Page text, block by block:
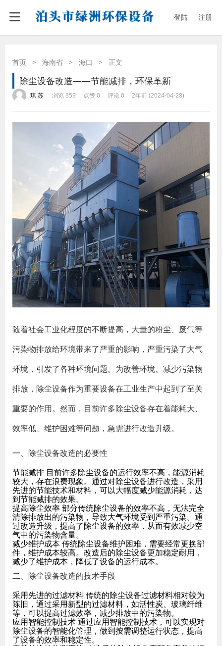
登陆 注册
首页 > 海南省 > 海口 > 正文
除尘设备改造——节能减排，环保革新
琪 苏 浏览 359 点赞 0 评论 0 2年前 (2024-04-28)
随着社会工业化程度的不断提高，大量的粉尘、废气等
污染物排放给环境带来了严重的影响，严重污染了大气
环境，引发了各种环境问题。为改善环境、减少污染物
排放，除尘设备作为重要设备在工业生产中起到了至关
重要的作用。然而，目前许多除尘设备存在着能耗大、
效率低、维护困难等问题，急需进行改造升级。
一、除尘设备改造的必要性
节能减排 目前许多除尘设备的运行效率不高，能源消耗
较大，存在浪费现象。通过对除尘设备进行改造，采用
先进的节能技术和材料，可以大幅度减少能源消耗，达
到节能减排的效果。
提高除尘效率 部分传统除尘设备的效率不高，无法完全
清除排放出的污染物，导致大气环境受到严重污染。通
过改造升级，提高了除尘设备的效率，从而有效减少空
气中的污染物含量。
减少维护成本 传统除尘设备维护困难，需要经常更换部
件，维护成本较高。改造后的除尘设备更加稳定耐用，
减少了维护成本，降低了设备的运行成本。
二、除尘设备改造的技术手段
采用先进的过滤材料 传统的除尘设备过滤材料相对较为
陈旧，通过采用新型的过滤材料，如活性炭、玻璃纤维
等，可以提高过滤效率，减少排放中的污染物。
应用智能控制技术 通过应用智能控制技术，可以实现对
除尘设备的智能化管理，做到按需调整运行状态，提高
了设备的效率和稳定性。